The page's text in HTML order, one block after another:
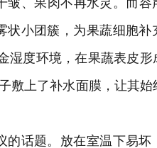
皱、果肉不再水灵。而容
小团簇，为果蔬细胞补
湿度环境，在果蔬表皮形
敷上了补水面膜，让其始
话题。放在室温下易坏